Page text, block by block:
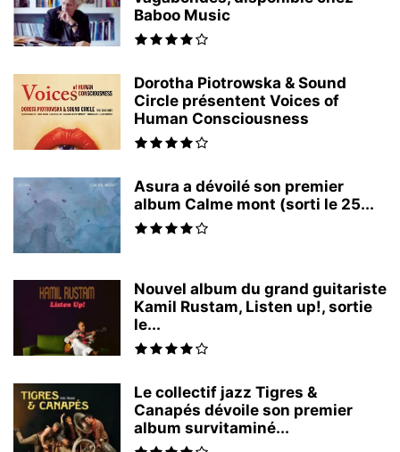
Baboo Music
Dorotha Piotrowska & Sound
Circle présentent Voices of
Human Consciousness
Asura a dévoilé son premier
album Calme mont (sorti le 25...
Nouvel album du grand guitariste
Kamil Rustam, Listen up!, sortie
le...
Le collectif jazz Tigres &
Canapés dévoile son premier
album survitaminé...